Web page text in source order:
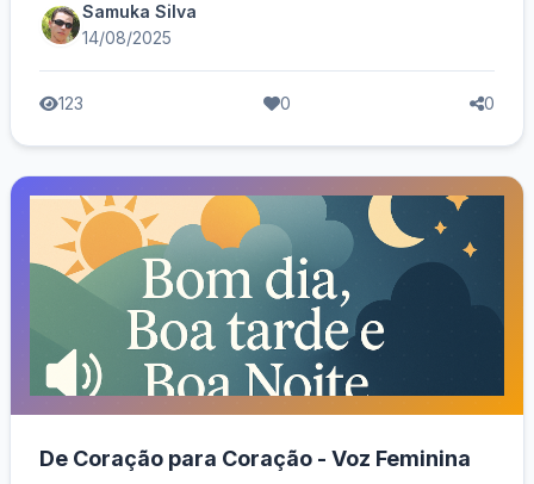
Samuka Silva
14/08/2025
123 0 0
De Coração para Coração - Voz Feminina